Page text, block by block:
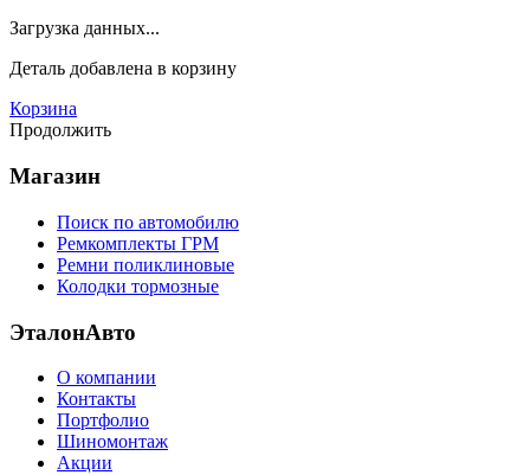
Загрузка данных...
Деталь добавлена в корзину
Корзина
Продолжить
Магазин
Поиск по автомобилю
Ремкомплекты ГРМ
Ремни поликлиновые
Колодки тормозные
ЭталонАвто
О компании
Контакты
Портфолио
Шиномонтаж
Акции